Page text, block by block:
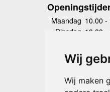
Wij
Wij maken
Maandag 10.00 -
Dinsdag 10.00 -
Donderdag
10.00
Vrijdag 10.00